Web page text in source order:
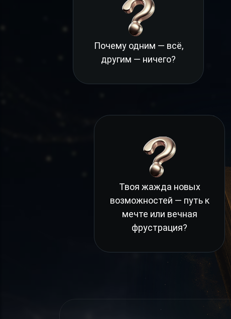
Почему одним — всё,
другим — ничего?
Твоя жажда новых
возможностей — путь к
мечте или вечная
фрустрация?